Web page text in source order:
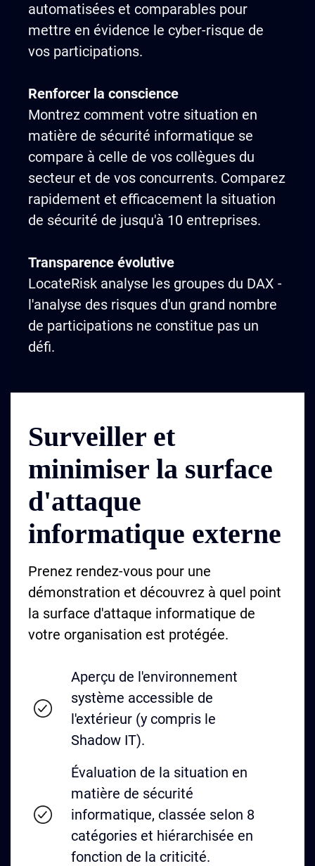
automatisées et comparables pour
mettre en évidence le cyber-risque de
vos participations.
Renforcer la conscience
Montrez comment votre situation en
matière de sécurité informatique se
compare à celle de vos collègues du
secteur et de vos concurrents. Comparez
rapidement et efficacement la situation
de sécurité de jusqu'à 10 entreprises.
Transparence évolutive
LocateRisk analyse les groupes du DAX -
l'analyse des risques d'un grand nombre
de participations ne constitue pas un
défi.
Surveiller et
minimiser la surface
d'attaque
informatique externe
Prenez rendez-vous pour une
démonstration et découvrez à quel point
la surface d'attaque informatique de
votre organisation est protégée.
Aperçu de l'environnement
système accessible de
l'extérieur (y compris le
Shadow IT).
Évaluation de la situation en
matière de sécurité
informatique, classée selon 8
catégories et hiérarchisée en
fonction de la criticité.